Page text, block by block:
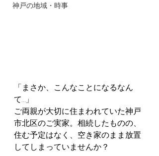
神戸の地域・時事
「まさか、こんなことになるなん
て…」
ご両親が大切に住まわれていた神戸
市北区のご実家。相続したものの、
住む予定はなく、空き家のまま放置
してしまっていませんか？